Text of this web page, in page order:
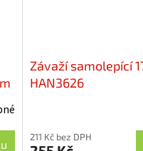
Závaží samolepící
HAN3626
211 Kč bez DPH